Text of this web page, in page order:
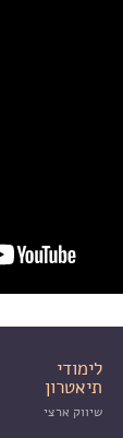
לימודי
תיאטרון
שיווק ארצי